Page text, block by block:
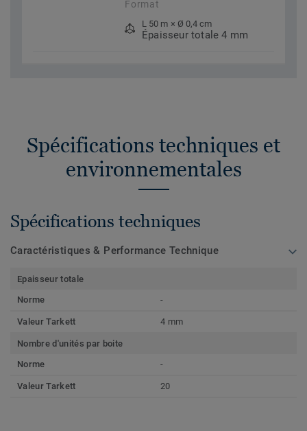
Format
L 50 m × Ø 0,4 cm
Épaisseur totale 4 mm
Spécifications techniques et
environnementales
Spécifications techniques
Caractéristiques & Performance Technique
Epaisseur totale
Norme
-
Valeur Tarkett 4 mm
Nombre d'unités par boite
Norme
-
Valeur Tarkett 20